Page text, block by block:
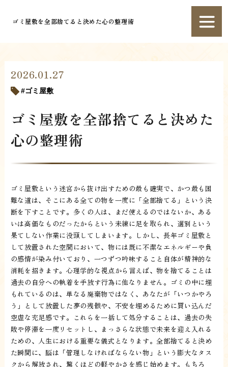
ゴミ屋敷を全部捨てると決めた心の整理術
2026.01.27
ゴミ屋敷
ゴミ屋敷を全部捨てると決めた
心の整理術
ゴミ屋敷という迷宮から抜け出すための最も確実で、かつ最も困
難な道は、そこにある全ての物を一度に「全部捨てる」という決
断を下すことです。多くの人は、まだ使えるのではないか、ある
いは高価なものだったからという未練に足を取られ、選別という
果てしない作業に没頭してしまいます。しかし、長年ゴミ屋敷と
して放置された空間において、物には既に不潔なエネルギーや負
の感情が染み付いており、一つずつ吟味すること自体が精神的な
消耗を招きます。心理学的な視点から言えば、物を捨てることは
過去の自分への執着を手放す行為に他なりません。ゴミの中に埋
もれているのは、単なる廃棄物ではなく、あなたが「いつかやろ
う」として放置した夢の残骸や、不安を埋めるために買い込んだ
空虚な充足感です。これらを一括して処分することは、過去の失
敗や停滞を一度リセットし、まっさらな状態で未来を迎え入れる
ための、人生における重要な儀式となります。全部捨てると決め
た瞬間に、脳は「管理しなければならない物」という膨大なタス
クから解放され、驚くほどの軽やかさを感じ始めます。もちろ